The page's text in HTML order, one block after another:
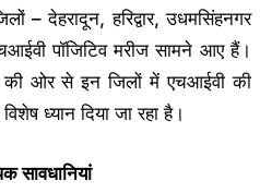
– देहरादून, हरिद्वार, उधमसिंहनगर
पॉजिटिव मरीज सामने आए हैं।
की ओर से इन जिलों में एचआईवी की
ध्यान दिया जा रहा है।
सावधानियां